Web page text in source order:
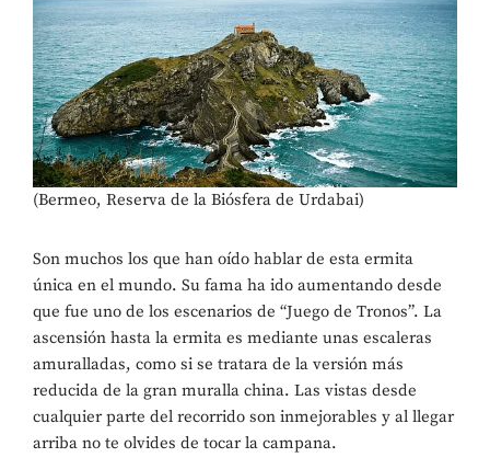
(Bermeo, Reserva de la Biósfera de Urdabai)
Son muchos los que han oído hablar de esta ermita
única en el mundo. Su fama ha ido aumentando desde
que fue uno de los escenarios de “Juego de Tronos”. La
ascensión hasta la ermita es mediante unas escaleras
amuralladas, como si se tratara de la versión más
reducida de la gran muralla china. Las vistas desde
cualquier parte del recorrido son inmejorables y al llegar
arriba no te olvides de tocar la campana.